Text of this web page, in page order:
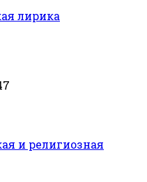
лирика
и религиозная